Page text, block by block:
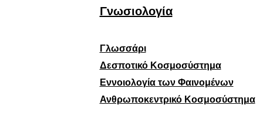
Γνωσιολογία
Γλωσσάρι
Δεσποτικό Κοσμοσύστημα
Εννοιολογία των Φαινομένων
Ανθρωποκεντρικό Κοσμοσύστημα